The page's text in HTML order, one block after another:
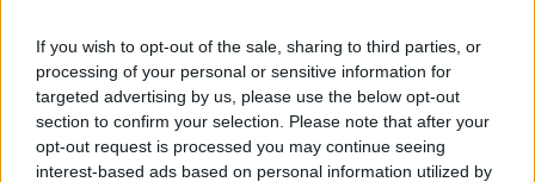
If you wish to opt-out of the sale, sharing to third parties, or
processing of your personal or sensitive information for
targeted advertising by us, please use the below opt-out
section to confirm your selection. Please note that after your
opt-out request is processed you may continue seeing
interest-based ads based on personal information utilized by
3. Atlético – 254 puntos
El Atleti fue uno de los equipos que hizo pleno en el mes,
sumando 9 de 9 puntos. Los jugadores rojiblancos dieron
254 puntos en noviembre, con Oblak y Joao Félix como